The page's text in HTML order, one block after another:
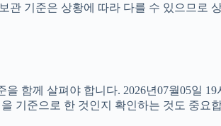
관 기준은 상황에 따라 다를 수 있으므로
함께 살펴야 합니다. 2026년07월05일
기준으로 한 것인지 확인하는 것도 중요